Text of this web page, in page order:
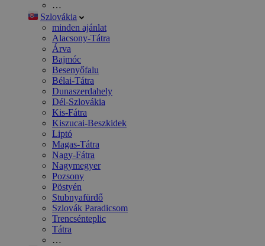
…
Szlovákia
minden ajánlat
Alacsony-Tátra
Árva
Bajmóc
Besenyőfalu
Bélai-Tátra
Dunaszerdahely
Dél-Szlovákia
Kis-Fátra
Kiszucai-Beszkidek
Liptó
Magas-Tátra
Nagy-Fátra
Nagymegyer
Pozsony
Pöstyén
Stubnyafürdő
Szlovák Paradicsom
Trencsénteplic
Tátra
…